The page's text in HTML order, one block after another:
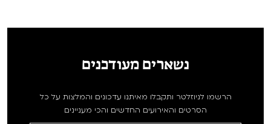
נשארים מעודכנים
הרשמו לניוזלטר ותקבלו מאיתנו עדכונים והמלצות על כל
הסרטים והאירועים החדשים והכי מעניינים